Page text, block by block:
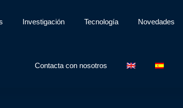
Investigación Tecnología Novedades
Contacta con nosotros